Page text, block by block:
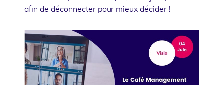
afin de déconnecter pour mieux décider !